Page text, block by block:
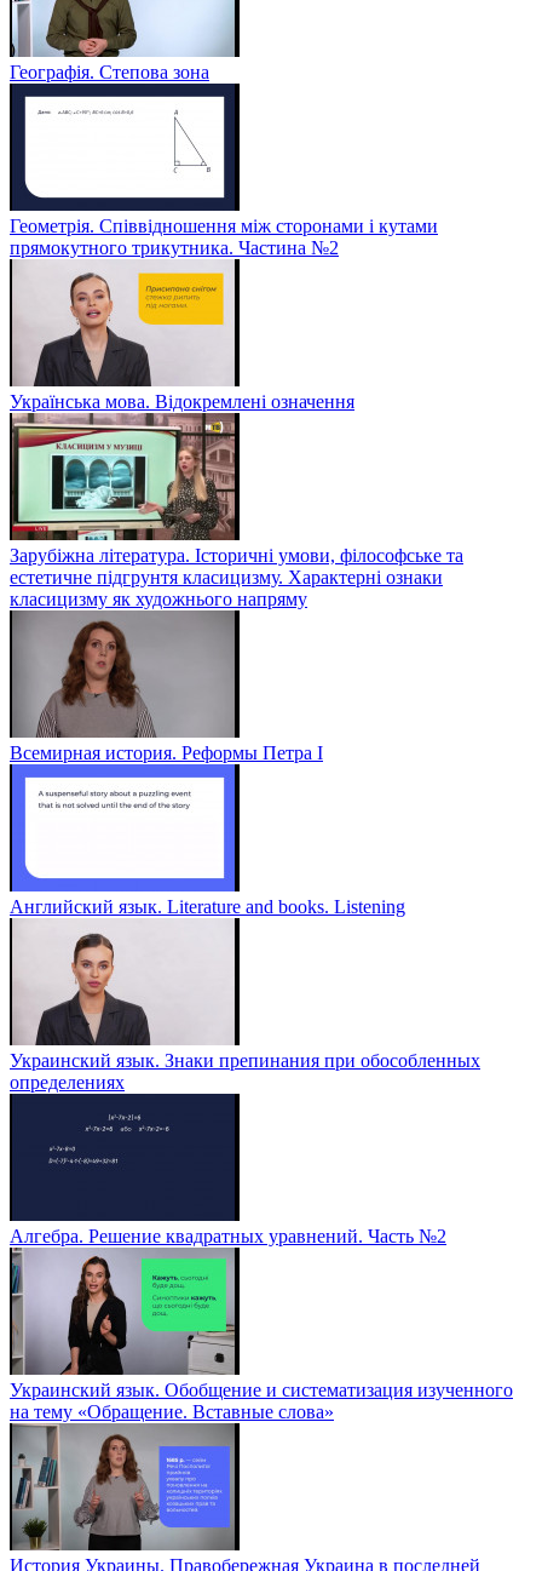
Географія. Степова зона
Геометрія. Співвідношення між сторонами і кутами
прямокутного трикутника. Частина №2
Українська мова. Відокремлені означення
Зарубіжна література. Історичні умови, філософське та
естетичне підгрунтя класицизму. Характерні ознаки
класицизму як художнього напряму
Всемирная история. Реформы Петра I
Английский язык. Literature and books. Listening
Украинский язык. Знаки препинания при обособленных
определениях
Алгебра. Решение квадратных уравнений. Часть №2
Украинский язык. Обобщение и систематизация изученного
на тему «Обращение. Вставные слова»
История Украины. Правобережная Украина в последней